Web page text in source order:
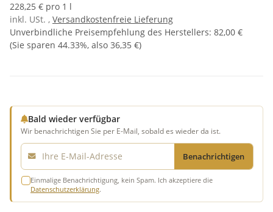
228,25 € pro 1 l
inkl. USt. , Versandkostenfreie Lieferung
Unverbindliche Preisempfehlung des Herstellers: 82,00 €
(Sie sparen 44.33%, also 36,35 €)
Bald wieder verfügbar
Wir benachrichtigen Sie per E-Mail, sobald es wieder da ist.
E-Mail
Benachrichtigen
Einmalige Benachrichtigung, kein Spam. Ich akzeptiere die
Datenschutzerklärung.